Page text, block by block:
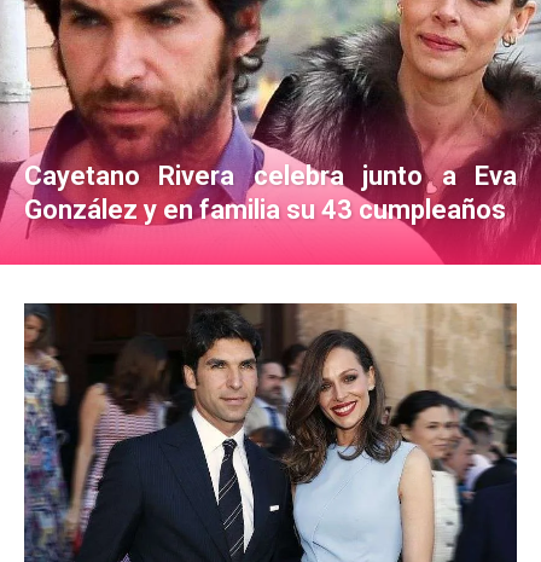
Cayetano Rivera celebra junto a Eva
González y en familia su 43 cumpleaños